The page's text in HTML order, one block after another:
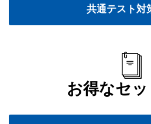
共通テスト対
お得なセ